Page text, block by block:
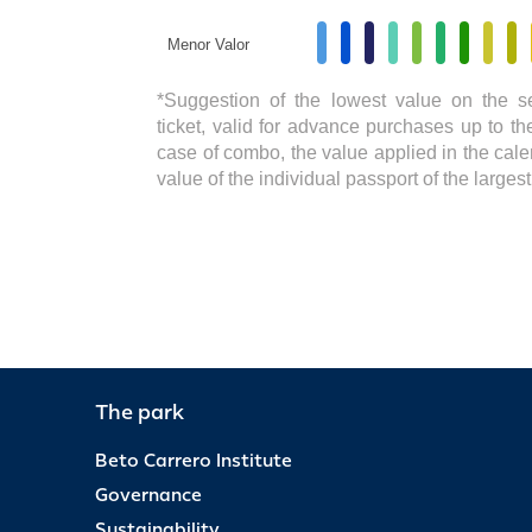
Menor Valor
*Suggestion of the lowest value on the
ticket, valid for advance purchases up to
case of combo, the value applied in the
value of the individual passport of the
The park
Beto Carrero Institute
Governance